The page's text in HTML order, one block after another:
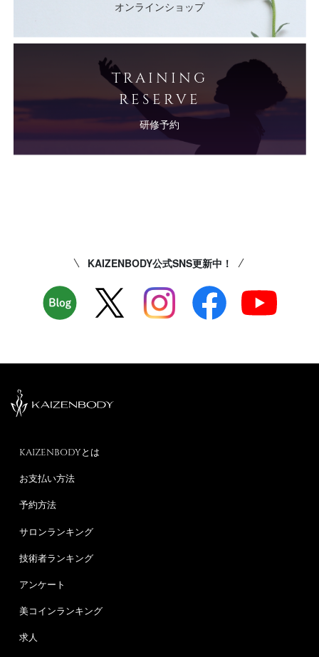
オンラインショップ
TRAINING
RESERVE
研修予約
KAIZENBODY公式SNS更新中！
KAIZENBODYとは
お支払い方法
予約方法
サロンランキング
技術者ランキング
アンケート
美コインランキング
求人